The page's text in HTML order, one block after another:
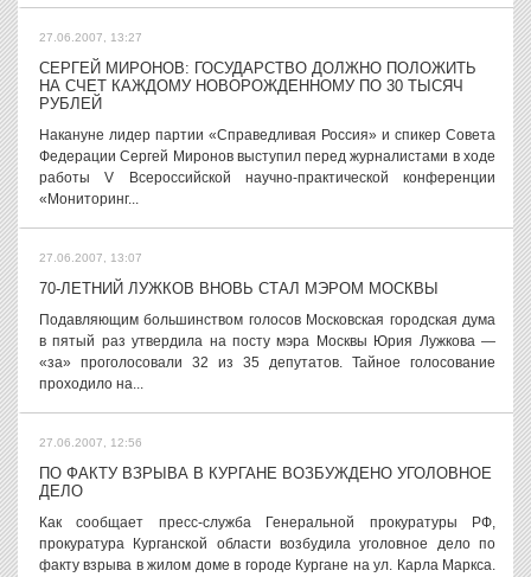
27.06.2007, 13:27
СЕРГЕЙ МИРОНОВ: ГОСУДАРСТВО ДОЛЖНО ПОЛОЖИТЬ
НА СЧЕТ КАЖДОМУ НОВОРОЖДЕННОМУ ПО 30 ТЫСЯЧ
РУБЛЕЙ
Накануне лидер партии «Справедливая Россия» и спикер Совета
Федерации Сергей Миронов выступил перед журналистами в ходе
работы V Всероссийской научно-практической конференции
«Мониторинг...
27.06.2007, 13:07
70-ЛЕТНИЙ ЛУЖКОВ ВНОВЬ СТАЛ МЭРОМ МОСКВЫ
Подавляющим большинством голосов Московская городская дума
в пятый раз утвердила на посту мэра Москвы Юрия Лужкова —
«за» проголосовали 32 из 35 депутатов. Тайное голосование
проходило на...
27.06.2007, 12:56
ПО ФАКТУ ВЗРЫВА В КУРГАНЕ ВОЗБУЖДЕНО УГОЛОВНОЕ
ДЕЛО
Как сообщает пресс-служба Генеральной прокуратуры РФ,
прокуратура Курганской области возбудила уголовное дело по
факту взрыва в жилом доме в городе Кургане на ул. Карла Маркса.